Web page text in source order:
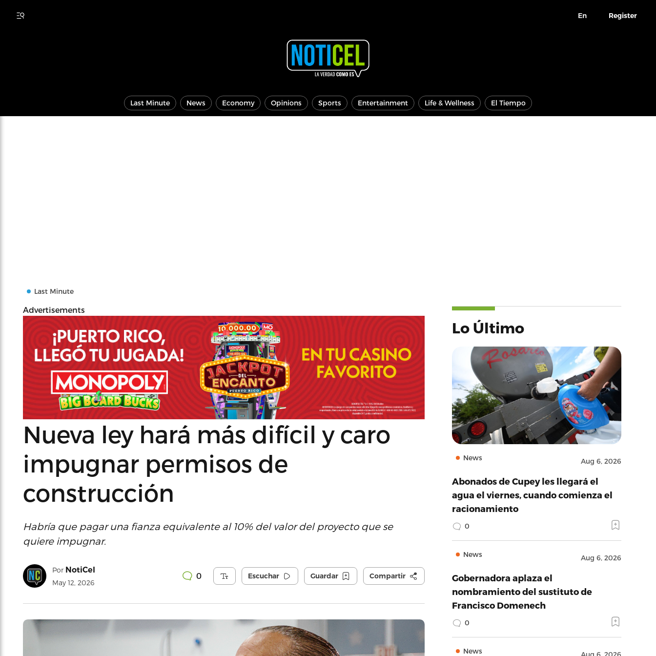
En Register
Last Minute News Economy Opinions Sports Entertainment Life & Wellness El Tiempo
Last Minute
Advertisements
Nueva ley hará más difícil y caro
impugnar permisos de
construcción
Habría que pagar una fianza equivalente al 10% del valor del proyecto que se
quiere impugnar.
Por NotiCel
May 12, 2026
0 Escuchar Guardar Compartir
Lo Último
News Aug 6, 2026
Abonados de Cupey les llegará el
agua el viernes, cuando comienza el
racionamiento
0
News Aug 6, 2026
Gobernadora aplaza el
nombramiento del sustituto de
Francisco Domenech
0
News Aug 6, 2026